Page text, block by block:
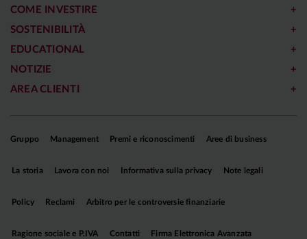
COME INVESTIRE
SOSTENIBILITÀ
EDUCATIONAL
NOTIZIE
AREA CLIENTI
Gruppo Management Premi e riconoscimenti Aree di business
La storia Lavora con noi Informativa sulla privacy Note legali
Policy Reclami Arbitro per le controversie finanziarie
Ragione sociale e P.IVA Contatti Firma Elettronica Avanzata